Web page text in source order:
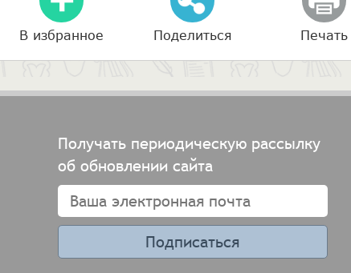
В избранное Поделиться Печать
Получать периодическую рассылку
об обновлении сайта
Подписаться